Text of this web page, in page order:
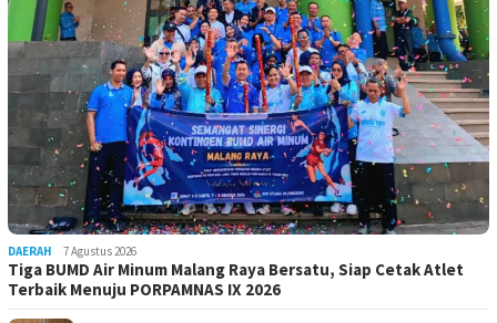
DAERAH 7 Agustus 2026
Tiga BUMD Air Minum Malang Raya Bersatu, Siap Cetak Atlet
Terbaik Menuju PORPAMNAS IX 2026